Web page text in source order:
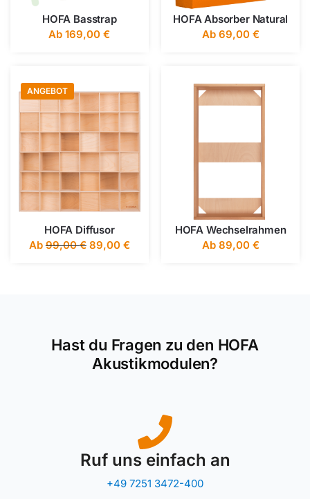
HOFA Basstrap
Ab169,00€
HOFA Absorber Natural
Ab 69,00 €
ANGEBOT
HOFA Diffusor
Ab99,00€ 89,00 €
HOFA Wechselrahmen
Ab 89,00 €
Hast du Fragen zu den HOFA
Akustikmodulen?
Ruf uns einfach an
+49 7251 3472-400